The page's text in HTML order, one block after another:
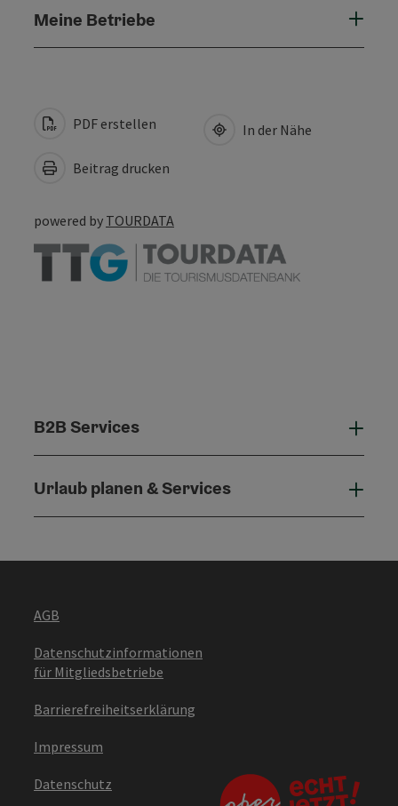
Meine Betriebe
PDF erstellen
Beitrag drucken
In der Nähe
powered by TOURDATA
B2B Services
Urlaub planen & Services
AGB
Datenschutzinformationen
für Mitgliedsbetriebe
Barrierefreiheitserklärung
Impressum
Datenschutz